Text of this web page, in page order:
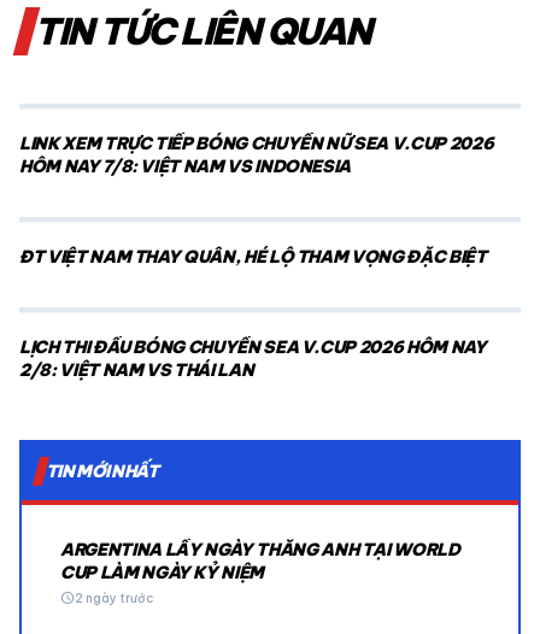
TIN TỨC LIÊN QUAN
LINK XEM TRỰC TIẾP BÓNG CHUYỀN NỮ SEA V.CUP 2026
HÔM NAY 7/8: VIỆT NAM VS INDONESIA
ĐT VIỆT NAM THAY QUÂN, HÉ LỘ THAM VỌNG ĐẶC BIỆT
LỊCH THI ĐẤU BÓNG CHUYỀN SEA V.CUP 2026 HÔM NAY
2/8: VIỆT NAM VS THÁI LAN
TIN MỚI NHẤT
ARGENTINA LẤY NGÀY THẮNG ANH TẠI WORLD
CUP LÀM NGÀY KỶ NIỆM
schedule2 ngày trước